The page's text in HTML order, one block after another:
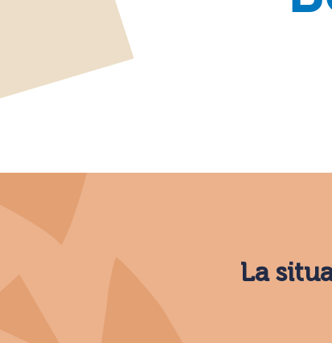
La